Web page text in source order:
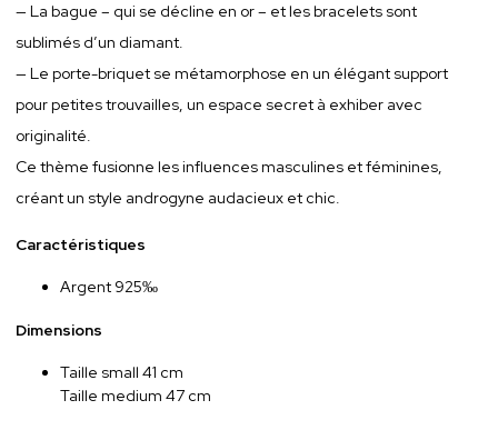
— La bague – qui se décline en or – et les bracelets sont
sublimés d’un diamant.
— Le porte-briquet se métamorphose en un élégant support
pour petites trouvailles, un espace secret à exhiber avec
originalité.
Ce thème fusionne les influences masculines et féminines,
créant un style androgyne audacieux et chic.
Caractéristiques
Argent 925‰
Dimensions
Taille small 41 cm
Taille medium 47 cm